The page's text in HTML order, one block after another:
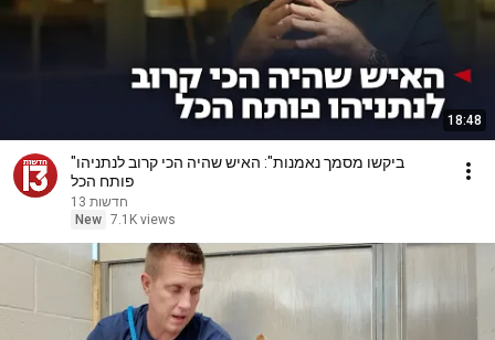
18:48
"ביקשו מסמך נאמנות": האיש שהיה הכי קרוב לנתניהו
פותח הכל
חדשות 13
New 7.1K views